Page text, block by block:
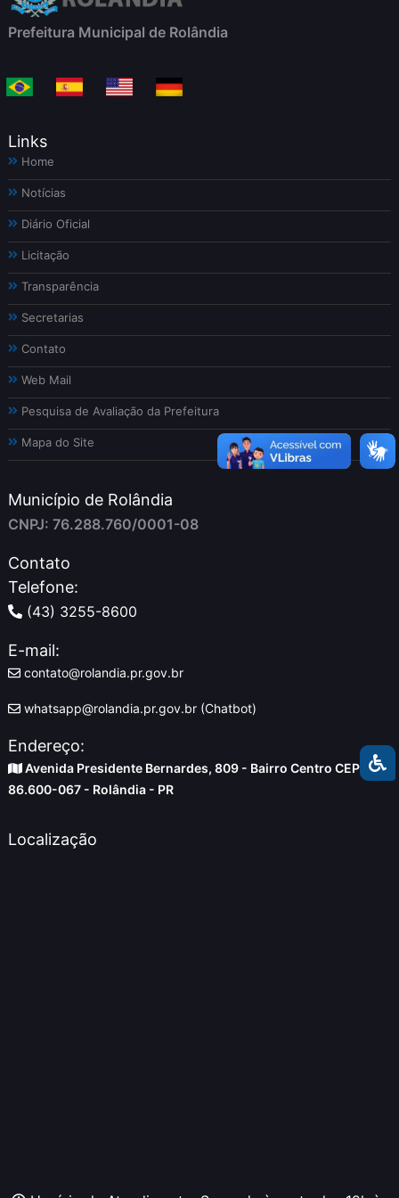
Prefeitura Municipal de Rolândia
Links
Home
Notícias
Diário Oficial
Licitação
Transparência
Secretarias
Contato
Web Mail
Pesquisa de Avaliação da Prefeitura
Mapa do Site
Município de Rolândia
CNPJ: 76.288.760/0001-08
Contato
Telefone:
(43) 3255-8600
E-mail:
contato@rolandia.pr.gov.br
whatsapp@rolandia.pr.gov.br (Chatbot)
Endereço:
Avenida Presidente Bernardes, 809 - Bairro Centro CEP
86.600-067 - Rolândia - PR
Localização